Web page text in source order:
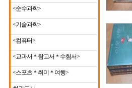
<순수과학>
<기술과학>
<컴퓨터>
<교과서＊참고서＊수험서>
<스포츠＊취미＊여행>